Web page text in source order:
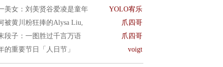
美女：刘美贤谷爱凌是童年
YOLO宥乐
被黄川粉狂捧的Alysa Liu,
爪四哥
段子：一图胜过千言万语
爪四哥
的重要节日「人日节」
voigt